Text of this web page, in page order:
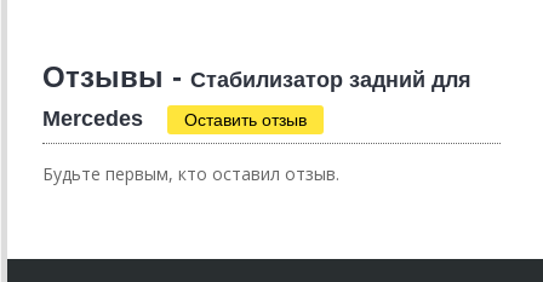
Отзывы - Стабилизатор задний для
Mercedes
Оставить отзыв
Будьте первым, кто оставил отзыв.